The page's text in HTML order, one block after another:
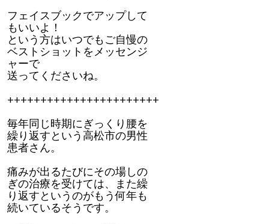
フェイスブックでアップして
もいいよ！
という方はいつでもご自慢の
ベストショットをメッセンジ
ャーで
送ってくださいね。
+++++++++++++++++++++++
毎年同じ時期にぎっくり腰を
繰り返すという高松市の男性
患者さん。
痛みが出るたびにその場しの
ぎの治療を受けては、また繰
り返すというのがもう何年も
続いているそうです。